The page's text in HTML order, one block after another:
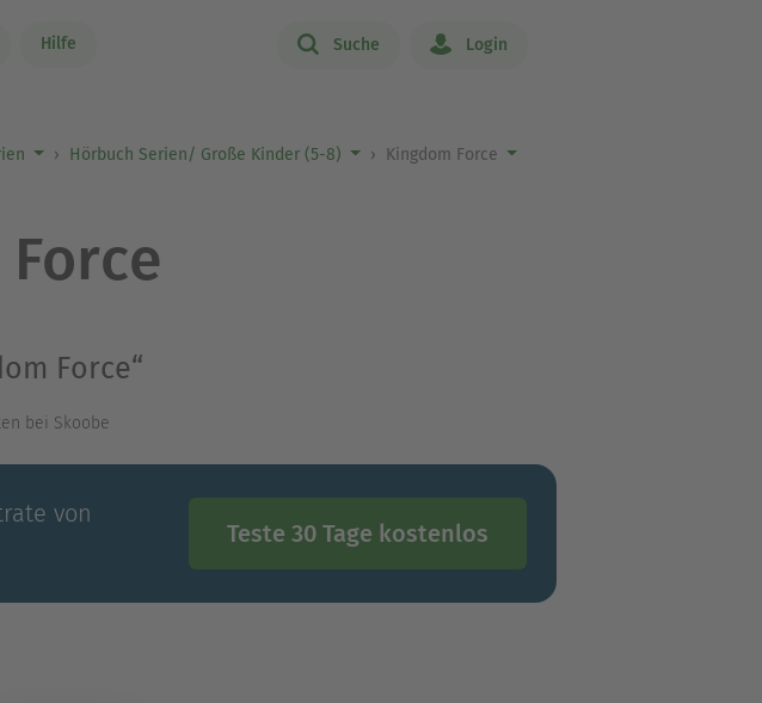
Hilfe Suche Login
Hörbuch Serien/ Große Kinder (5-8) Kingdom Force
Force“
bei Skoobe
von
Teste 30 Tage kostenlos